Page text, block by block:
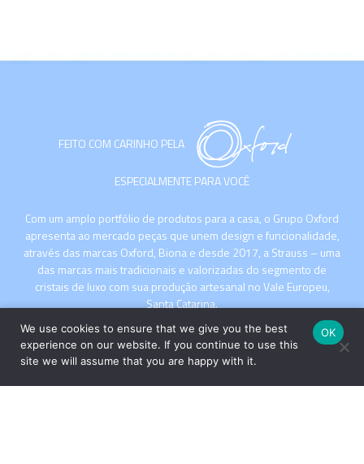
FEITO COM CARINHO PELA
ESPECIALMENTE PARA VOCÊ
Com um amplo portfólio de produtos para a casa, o Grupo Oxford
apresenta ao mercado peças que unem design e funcionalidade,
através das marcas Oxford, Biona e desde 2017, a Strauss – uma
das marcas mais tradicionais e valorizadas do segmento de
cristais de luxo com sua produção artesanal no Vale Europeu,
Santa Catarina.
We use cookies to ensure that we give you the best
experience on our website. If you continue to use this
site we will assume that you are happy with it.
OK